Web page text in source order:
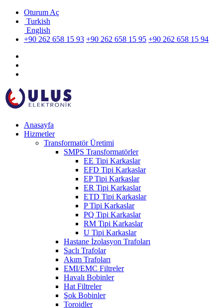
Oturum Aç
Turkish
English
+90 262 658 15 93 +90 262 658 15 95 +90 262 658 15 94
Anasayfa
Hizmetler
Transformatör Üretimi
SMPS Transformatörler
EE Tipi Karkaslar
EFD Tipi Karkaslar
EP Tipi Karkaslar
ER Tipi Karkaslar
ETD Tipi Karkaslar
P Tipi Karkaslar
PQ Tipi Karkaslar
RM Tipi Karkaslar
U Tipi Karkaslar
Hastane İzolasyon Trafoları
Saclı Trafolar
Akım Trafoları
EMI/EMC Filtreler
Havalı Bobinler
Hat Filtreler
Şok Bobinler
Toroidler